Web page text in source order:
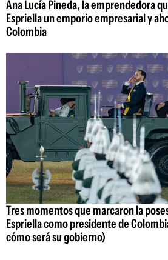
Ana Lucía Pineda, la emprendedora
Espriella un emporio empresarial y
Colombia
Tres momentos que marcaron la
Espriella como presidente de
cómo será su gobierno)